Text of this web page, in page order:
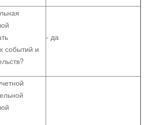
событий и
- да